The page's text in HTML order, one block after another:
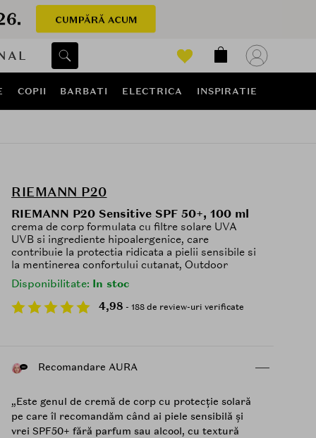
COPII BARBATI ELECTRICA INSPIRATIE
RIEMANN P20
RIEMANN P20 Sensitive SPF 50+, 100 ml
crema de corp formulata cu filtre solare UVA
UVB si ingrediente hipoalergenice, care
contribuie la protectia ridicata a pielii sensibile si
la mentinerea confortului cutanat, Outdoor
Disponibilitate: In stoc
4,98 - 188 de review-uri verificate
Recomandare AURA
„Este genul de cremă de corp cu protecție solară
pe care îl recomandăm când ai piele sensibilă și
vrei SPF50+ fără parfum sau alcool, cu textură